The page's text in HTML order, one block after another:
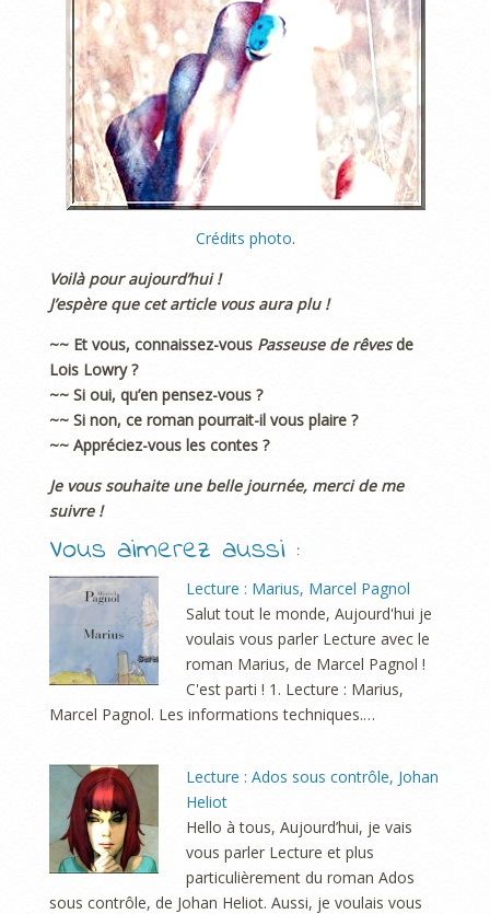
Crédits photo.
Voilà pour aujourd’hui !
J’espère que cet article vous aura plu !
~~ Et vous, connaissez-vous Passeuse de rêvesde
Lois Lowry ?
~~ Si oui, qu’en pensez-vous ?
~~ Si non, ce roman pourrait-il vous plaire ?
~~ Appréciez-vous les contes ?
Je vous souhaite une belle journée, merci de me
suivre !
Vous aimerez aussi :
Lecture : Marius, Marcel Pagnol
Salut tout le monde, Aujourd'hui je
voulais vous parler Lecture avec le
roman Marius, de Marcel Pagnol !
C'est parti ! 1. Lecture : Marius,
Marcel Pagnol. Les informations techniques.…
Lecture : Ados sous contrôle, Johan
Heliot
Hello à tous, Aujourd’hui, je vais
vous parler Lecture et plus
particulièrement du roman Ados
sous contrôle, de Johan Heliot. Aussi, je voulais vous